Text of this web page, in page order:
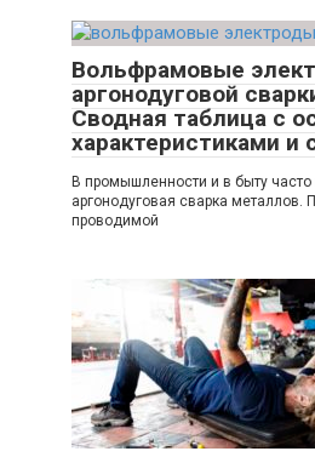
Вольфрамовые
аргонодуговой
Сводная таблица с
характеристиками и
В промышленности и в быту часто
аргонодуговая сварка металлов.
проводимой